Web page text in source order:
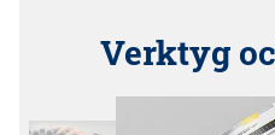
Verktyg